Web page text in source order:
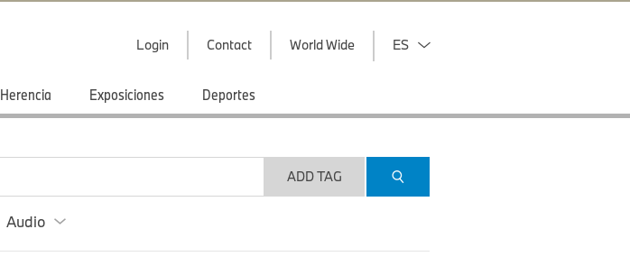
Login Contact World Wide ES
Herencia Exposiciones Deportes
ADD TAG
Audio